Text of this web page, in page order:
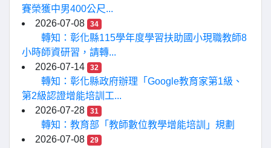
賽榮獲中男400公尺...
2026-07-08
34
轉知：彰化縣115學年度學習扶助國小現職教師8
小時師資研習，請轉...
2026-07-14
32
轉知：彰化縣政府辦理「Google教育家第1級、
第2級認證增能培訓工...
2026-07-28
31
轉知：教育部「教師數位教學增能培訓」規劃
2026-07-08
29